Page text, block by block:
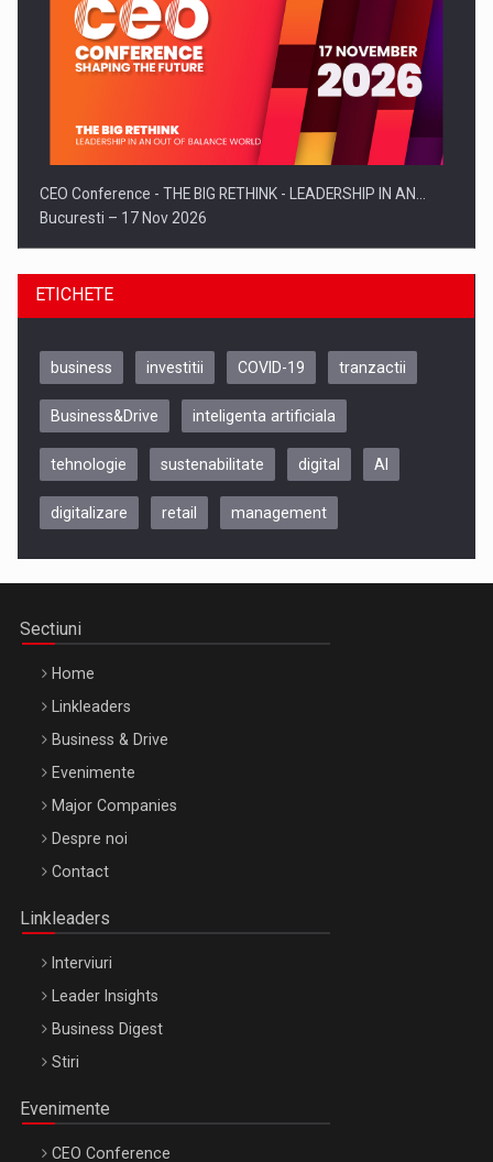
CEO Conference - THE BIG RETHINK - LEADERSHIP IN AN…
Bucuresti – 17 Nov 2026
Be Inspired. Make it Happen!, CLUJ, 9 Decembrie
Be Inspired. Make it Happen!, ARTEMIS LETO, ORADEA, 8
Octombrie
ETICHETE
business investitii COVID-19 tranzactii
Business&Drive inteligenta artificiala
tehnologie sustenabilitate digital AI
digitalizare retail management
Sectiuni
Home
Linkleaders
Business & Drive
Evenimente
Major Companies
Despre noi
Contact
Linkleaders
Interviuri
Leader Insights
Business Digest
Stiri
Evenimente
CEO Conference